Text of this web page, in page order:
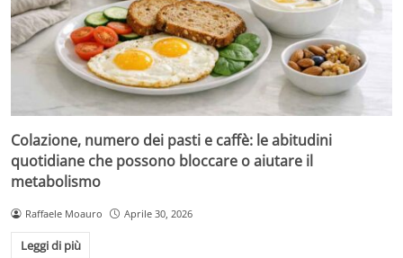
Colazione, numero dei pasti e caffè: le abitudini
quotidiane che possono bloccare o aiutare il
metabolismo
Raffaele Moauro Aprile 30, 2026
Leggi di più